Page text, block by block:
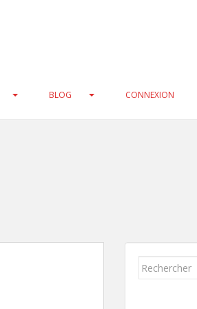
BLOG CONNEXION
Rechercher...